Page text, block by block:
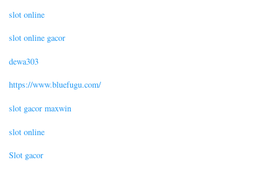
slot online
slot online gacor
dewa303
https://www.bluefugu.com/
slot gacor maxwin
slot online
Slot gacor